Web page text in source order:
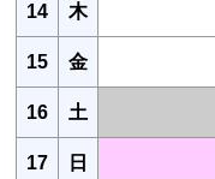
14 木
15 金
16 土
17 日